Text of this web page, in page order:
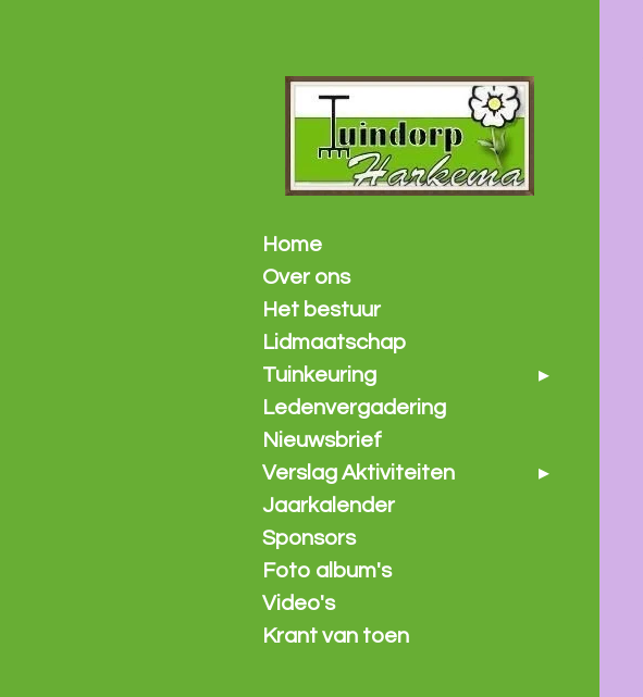
Home
Over ons
Het bestuur
Lidmaatschap
Tuinkeuring
Ledenvergadering
Nieuwsbrief
Verslag Aktiviteiten
Jaarkalender
Sponsors
Foto album's
Video's
Krant van toen